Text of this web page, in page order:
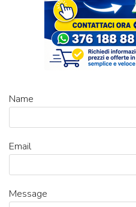
Name
Email
Message